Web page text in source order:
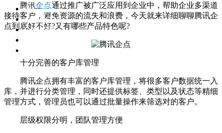
企点服务
企业QQ2.0
企点协同
腾讯企点通过推广被广泛应用到企业中，帮助企业多渠道
接待客户，避免资源的流失和浪费，今天就来详细聊聊腾讯企
点到底好不好?又有哪些产品特色呢?
十分完善的客户库管理
腾讯企点拥有丰富的客户库管理，将很多客户数据统一入
库，并进行分类管理，同时还提供标签、类型以及状态等精细
管理方式，管理员也可以通过批量操作来筛选对的客户。
层级权限分明，团队管理方便